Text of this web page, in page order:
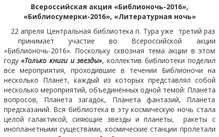
Всероссийская акция «Библионочь-2016»,
«Библиосумерки-2016», «Литературная ночь»
22 апреля Центральная библиотека п. Тура уже третий раз
принимает участие во Всероссийской акции
«Библионочь-2016». Поскольку сквозная тема акции в этом
году«Только книги и звезды», коллектив библиотеки поделил
все мероприятия, проходившие в течении Библионочи на
несколько Планет, каждый из которых представлял собой
несколько мероприятий, объединённых одной темой: Планета
вопросов, Планета загадок, Планета фантазий, Планета
предсказаний. Вся библиотека в эту космическую ночь стала
целой галактикой, сияющие звезды и планеты, ракеты с
инопланетными существами, космические станции пролетали